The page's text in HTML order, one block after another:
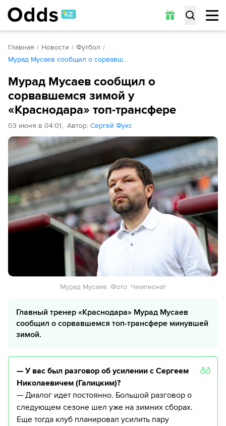
Главная Новости
Футбол
Мурад Мусаев сообщил о сорвавш…
Мурад Мусаев сообщил о
сорвавшемся зимой у
«Краснодара» топ-трансфере
03 июня в 04:01, Автор: Сергей Фукс
Мурад Мусаев. Фото: Чемпионат
Главный тренер «Краснодара» Мурад Мусаев
сообщил о сорвавшемся топ-трансфере минувшей
зимой.
— У вас был разговор об усилении с Сергеем
Николаевичем (Галицким)?
— Диалог идет постоянно. Большой разговор о
следующем сезоне шел уже на зимних сборах.
Еще тогда клуб планировал усилить пару